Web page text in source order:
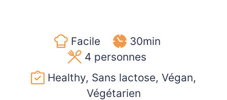
Facile
30min
4 personnes
Healthy, Sans lactose, Végan,
Végétarien